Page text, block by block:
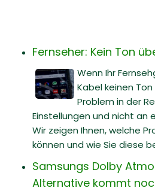
Fernseher: Kein Ton
Wenn Ihr
Kabel keinen
Problem in der
Einstellungen und nicht an
Wir zeigen Ihnen, welche
können und wie Sie diese
Samsungs Dolby
Alternative kommt